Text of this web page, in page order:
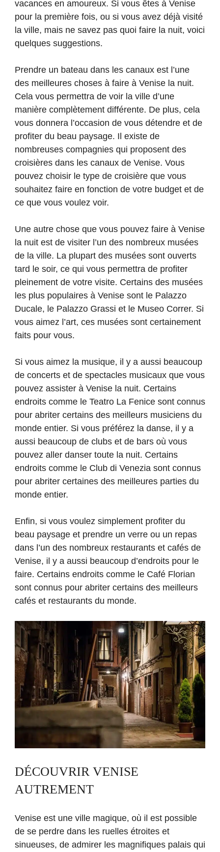
vacances en amoureux. Si vous êtes à Venise
pour la première fois, ou si vous avez déjà visité
la ville, mais ne savez pas quoi faire la nuit, voici
quelques suggestions.
Prendre un bateau dans les canaux est l’une
des meilleures choses à faire à Venise la nuit.
Cela vous permettra de voir la ville d’une
manière complètement différente. De plus, cela
vous donnera l’occasion de vous détendre et de
profiter du beau paysage. Il existe de
nombreuses compagnies qui proposent des
croisières dans les canaux de Venise. Vous
pouvez choisir le type de croisière que vous
souhaitez faire en fonction de votre budget et de
ce que vous voulez voir.
Une autre chose que vous pouvez faire à Venise
la nuit est de visiter l’un des nombreux musées
de la ville. La plupart des musées sont ouverts
tard le soir, ce qui vous permettra de profiter
pleinement de votre visite. Certains des musées
les plus populaires à Venise sont le Palazzo
Ducale, le Palazzo Grassi et le Museo Correr. Si
vous aimez l’art, ces musées sont certainement
faits pour vous.
Si vous aimez la musique, il y a aussi beaucoup
de concerts et de spectacles musicaux que vous
pouvez assister à Venise la nuit. Certains
endroits comme le Teatro La Fenice sont connus
pour abriter certains des meilleurs musiciens du
monde entier. Si vous préférez la danse, il y a
aussi beaucoup de clubs et de bars où vous
pouvez aller danser toute la nuit. Certains
endroits comme le Club di Venezia sont connus
pour abriter certaines des meilleures parties du
monde entier.
Enfin, si vous voulez simplement profiter du
beau paysage et prendre un verre ou un repas
dans l’un des nombreux restaurants et cafés de
Venise, il y a aussi beaucoup d’endroits pour le
faire. Certains endroits comme le Café Florian
sont connus pour abriter certains des meilleurs
cafés et restaurants du monde.
DÉCOUVRIR VENISE
AUTREMENT
Venise est une ville magique, où il est possible
de se perdre dans les ruelles étroites et
sinueuses, de admirer les magnifiques palais qui